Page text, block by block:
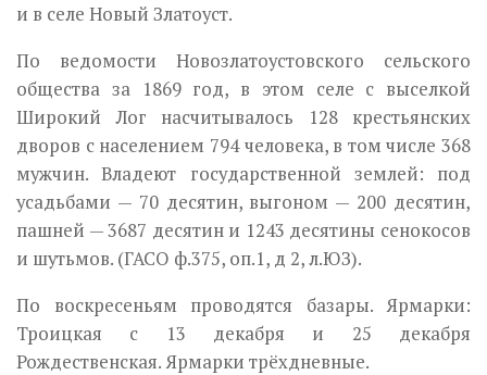
и в селе Новый Зла­тоуст.
По ведомости Новозлатоустовского сельского
общества за 1869 год, в этом селе с выселкой
Широкий Лог насчитывалось 128 крестьянских
дворов с населением 794 человека, в том числе 368
мужчин. Владеют государственной землей: под
усадьбами — 70 десятин, выгоном — 200 десятин,
пашней — 3687 десятин и 1243 десятины сенокосов
и шутьмов. (ГАСО ф.375, оп.1, д 2, л.ЮЗ).
По воскресеньям проводятся базары. Ярмарки:
Троицкая с 13 декаб­ря и 25 декабря
Рождественская. Ярмарки трёхдневные.